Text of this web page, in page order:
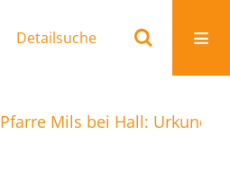
Detailsuche
Pfarre Mils bei Hall: Urkunden